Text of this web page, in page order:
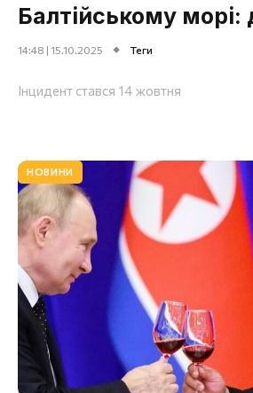
Балтійському морі:
14:48 | 15.10.2025 Теги
Інцидент стався 14 жовтня
НОВИНИ